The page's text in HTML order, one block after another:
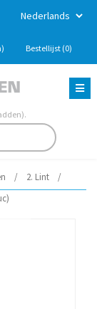
Bestellijst (0)
/ 2. Lint
/